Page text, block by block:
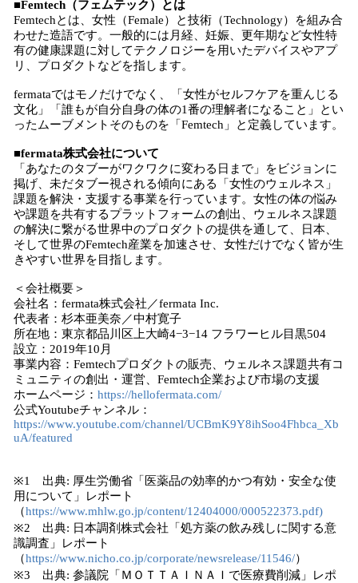
■Femtech（フェムテック）とは
Femtechとは、女性（Female）と技術（Technology）を組み合
わせた造語です。一般的には月経、妊娠、更年期など女性特
有の健康課題に対してテクノロジーを用いたデバイスやアプ
リ、プロダクトなどを指します。
fermataではモノだけでなく、「女性がセルフケアを重んじる
文化」「誰もが自分自身の体の1番の理解者になること」とい
ったムーブメントそのものを「Femtech」と定義しています。
■fermata株式会社について
「あなたのタブーがワクワクに変わる日まで」をビジョンに
掲げ、未だタブー視される傾向にある「女性のウェルネス」
課題を解決・支援する事業を行っています。女性の体の悩み
や課題を共有するプラットフォームの創出、ウェルネス課題
の解決に繋がる世界中のプロダクトの提供を通して、日本、
そして世界のFemtech産業を加速させ、女性だけでなく皆が生
きやすい世界を目指します。
＜会社概要＞
会社名：fermata株式会社／fermata Inc.
代表者：杉本亜美奈／中村寛子
所在地：東京都品川区上大崎4−3−14 フラワーヒル目黒504
設立：2019年10月
事業内容：Femtechプロダクトの販売、ウェルネス課題共有コ
ミュニティの創出・運営、Femtech企業および市場の支援
ホームページ： https://hellofermata.com/
公式Youtubeチャンネル：
https://www.youtube.com/channel/UCBmK9Y8ihSoo4Fhbca_Xb
uA/featured
※1 出典: 厚生労働省「医薬品の効率的かつ有効・安全な使
用について」レポート
（https://www.mhlw.go.jp/content/12404000/000522373.pdf)
※2 出典: 日本調剤株式会社「処方薬の飲み残しに関する意
識調査」レポート
（https://www.nicho.co.jp/corporate/newsrelease/11546/）
※3 出典: 参議院「ＭＯＴＴＡＩＮＡＩで医療費削減」レポ